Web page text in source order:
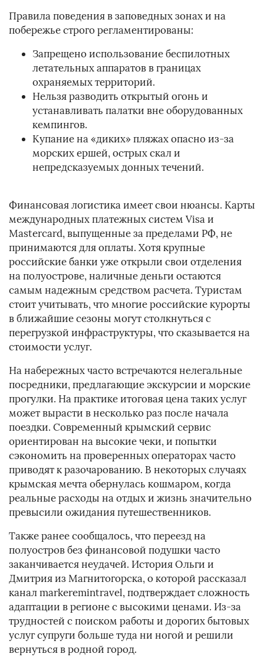
Правила поведения в заповедных зонах и на
побережье строго регламентированы:
Запрещено использование беспилотных
летательных аппаратов в границах
охраняемых территорий.
Нельзя разводить открытый огонь и
устанавливать палатки вне оборудованных
кемпингов.
Купание на «диких» пляжах опасно из-за
морских ершей, острых скал и
непредсказуемых донных течений.
Финансовая логистика имеет свои нюансы. Карты
международных платежных систем Visa и
Mastercard, выпущенные за пределами РФ, не
принимаются для оплаты. Хотя крупные
российские банки уже открыли свои отделения
на полуострове, наличные деньги остаются
самым надежным средством расчета. Туристам
стоит учитывать, что многие российские курорты
в ближайшие сезоны могут столкнуться с
перегрузкой инфраструктуры, что сказывается на
стоимости услуг.
На набережных часто встречаются нелегальные
посредники, предлагающие экскурсии и морские
прогулки. На практике итоговая цена таких услуг
может вырасти в несколько раз после начала
поездки. Современный крымский сервис
ориентирован на высокие чеки, и попытки
сэкономить на проверенных операторах часто
приводят к разочарованию. В некоторых случаях
крымская мечта обернулась кошмаром, когда
реальные расходы на отдых и жизнь значительно
превысили ожидания путешественников.
Также ранее сообщалось, что переезд на
полуостров без финансовой подушки часто
заканчивается неудачей. История Ольги и
Дмитрия из Магнитогорска, о которой рассказал
канал markeremintravel, подтверждает сложность
адаптации в регионе с высокими ценами. Из-за
трудностей с поиском работы и дорогих бытовых
услуг супруги больше туда ни ногой и решили
вернуться в родной город.